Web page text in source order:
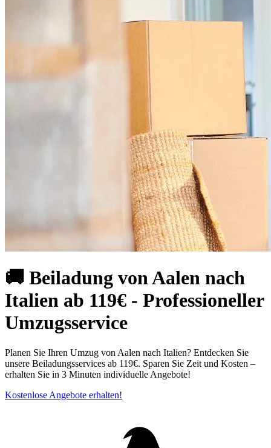
🚚 Beiladung von Aalen nach
Italien ab 119€ - Professioneller
Umzugsservice
Planen Sie Ihren Umzug von Aalen nach Italien? Entdecken Sie
unsere Beiladungsservices ab 119€. Sparen Sie Zeit und Kosten –
erhalten Sie in 3 Minuten individuelle Angebote!
Kostenlose Angebote erhalten!